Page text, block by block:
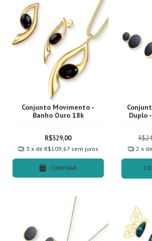
Conjunto Movimento -
Banho Ouro 18k
R$329,00
3 x de R$109,67 sem juros
COMPRAR
Duplo
2 x de